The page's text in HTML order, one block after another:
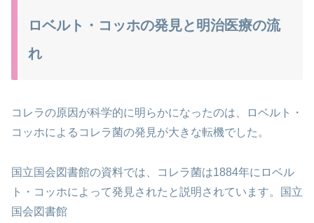
ロベルト・コッホの発見と明治医療の流
れ
コレラの原因が科学的に明らかになったのは、ロベルト・
コッホによるコレラ菌の発見が大きな転機でした。
国立国会図書館の資料では、コレラ菌は1884年にロベル
ト・コッホによって発見されたと説明されています。国立
国会図書館